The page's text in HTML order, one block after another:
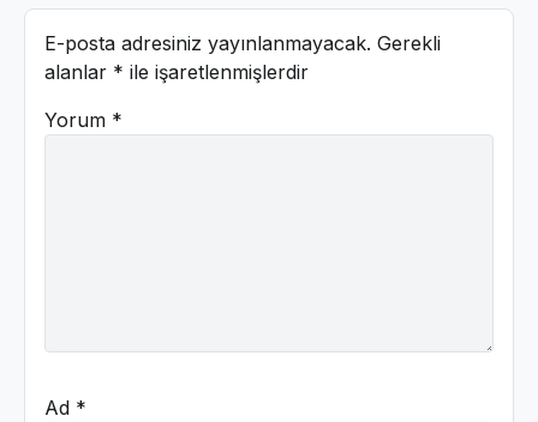
E-posta adresiniz yayınlanmayacak. Gerekli
alanlar * ile işaretlenmişlerdir
Yorum *
Ad *